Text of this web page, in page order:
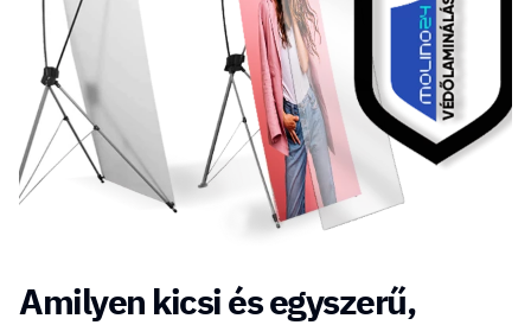
Amilyen kicsi és egyszerű,